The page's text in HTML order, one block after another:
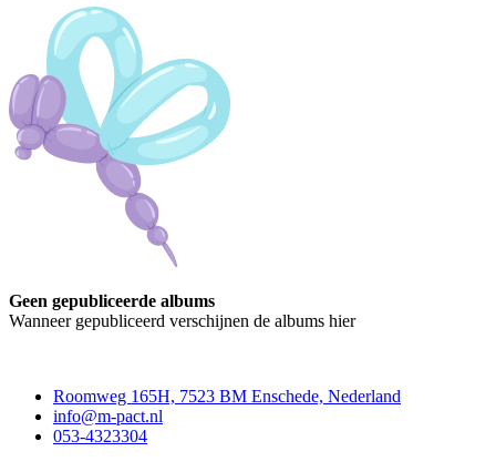
Geen gepubliceerde albums
Wanneer gepubliceerd verschijnen de albums hier
Roomweg 165H, 7523 BM Enschede, Nederland
info@m-pact.nl
053-4323304